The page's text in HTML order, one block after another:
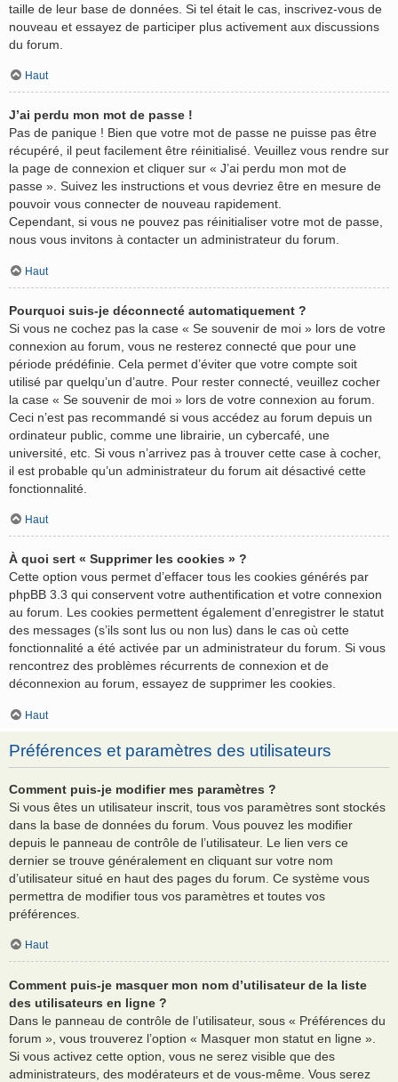
taille de leur base de données. Si tel était le cas, inscrivez-vous de
nouveau et essayez de participer plus activement aux discussions
du forum.
Haut
J’ai perdu mon mot de passe !
Pas de panique ! Bien que votre mot de passe ne puisse pas être
récupéré, il peut facilement être réinitialisé. Veuillez vous rendre sur
la page de connexion et cliquer sur « J’ai perdu mon mot de
passe ». Suivez les instructions et vous devriez être en mesure de
pouvoir vous connecter de nouveau rapidement.
Cependant, si vous ne pouvez pas réinitialiser votre mot de passe,
nous vous invitons à contacter un administrateur du forum.
Haut
Pourquoi suis-je déconnecté automatiquement ?
Si vous ne cochez pas la case « Se souvenir de moi » lors de votre
connexion au forum, vous ne resterez connecté que pour une
période prédéfinie. Cela permet d’éviter que votre compte soit
utilisé par quelqu’un d’autre. Pour rester connecté, veuillez cocher
la case « Se souvenir de moi » lors de votre connexion au forum.
Ceci n’est pas recommandé si vous accédez au forum depuis un
ordinateur public, comme une librairie, un cybercafé, une
université, etc. Si vous n’arrivez pas à trouver cette case à cocher,
il est probable qu’un administrateur du forum ait désactivé cette
fonctionnalité.
Haut
À quoi sert « Supprimer les cookies » ?
Cette option vous permet d’effacer tous les cookies générés par
phpBB 3.3 qui conservent votre authentification et votre connexion
au forum. Les cookies permettent également d’enregistrer le statut
des messages (s’ils sont lus ou non lus) dans le cas où cette
fonctionnalité a été activée par un administrateur du forum. Si vous
rencontrez des problèmes récurrents de connexion et de
déconnexion au forum, essayez de supprimer les cookies.
Haut
Préférences et paramètres des utilisateurs
Comment puis-je modifier mes paramètres ?
Si vous êtes un utilisateur inscrit, tous vos paramètres sont stockés
dans la base de données du forum. Vous pouvez les modifier
depuis le panneau de contrôle de l’utilisateur. Le lien vers ce
dernier se trouve généralement en cliquant sur votre nom
d’utilisateur situé en haut des pages du forum. Ce système vous
permettra de modifier tous vos paramètres et toutes vos
préférences.
Haut
Comment puis-je masquer mon nom d’utilisateur de la liste
des utilisateurs en ligne ?
Dans le panneau de contrôle de l’utilisateur, sous « Préférences du
forum », vous trouverez l’option « Masquer mon statut en ligne ».
Si vous activez cette option, vous ne serez visible que des
administrateurs, des modérateurs et de vous-même. Vous serez